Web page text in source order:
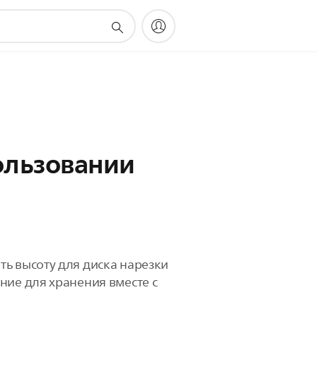
высоту для диска нарезки
для хранения вместе с